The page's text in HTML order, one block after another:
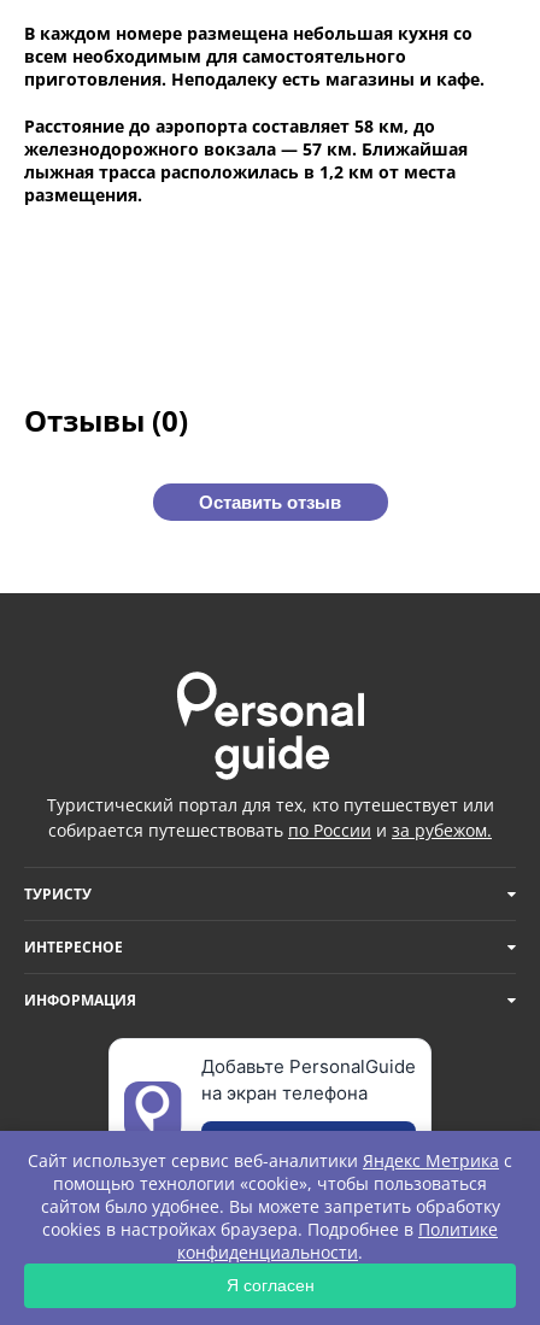
В каждом номере размещена небольшая кухня со
всем необходимым для самостоятельного
приготовления. Неподалеку есть магазины и кафе.
Расстояние до аэропорта составляет 58 км, до
железнодорожного вокзала — 57 км. Ближайшая
лыжная трасса расположилась в 1,2 км от места
размещения.
Отзывы (0)
Оставить отзыв
Туристический портал для тех, кто путешествует или
собирается путешествовать по России и за рубежом.
ТУРИСТУ
ИНТЕРЕСНОЕ
ИНФОРМАЦИЯ
Добавьте PersonalGuide
на экран телефона
© Personal Guide. All rights Reserved.
Сайт использует сервис веб-аналитики Яндекс Метрика с
помощью технологии «cookie», чтобы пользоваться
сайтом было удобнее. Вы можете запретить обработку
cookies в настройках браузера. Подробнее в Политике
конфиденциальности.
Я согласен
ЗАПРОС